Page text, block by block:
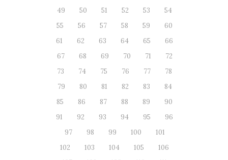
49
50 51 52 53
54
55
56 57 58 59
60
61
62 63 64 65
66
67
68 69 70 71
72
73
74 75 76 77
78
79
80 81 82 83
84
85
86 87 88 89
90
91
92 93 94 95
96
97
98 99 100
101
102
103 104 105
106